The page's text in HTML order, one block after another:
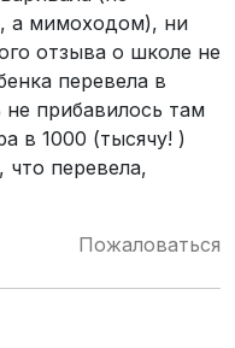
а мимоходом), ни
отзыва о школе не
перевела в
прибавилось там
в 1000 (тысячу! )
перевела,
Пожаловаться